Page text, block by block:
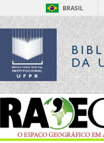
BRASIL
DA